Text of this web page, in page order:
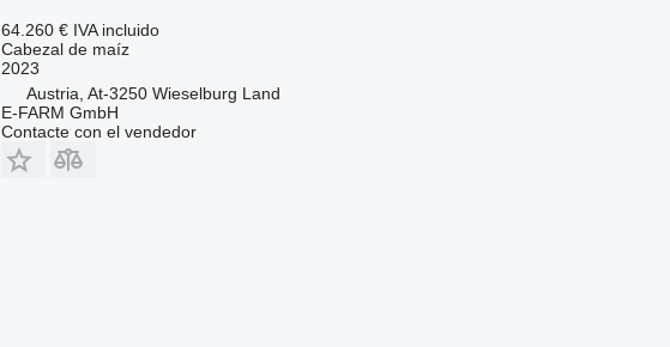
64.260 € IVA incluido
Cabezal de maíz
2023
Austria, At-3250 Wieselburg Land
E-FARM GmbH
Contacte con el vendedor